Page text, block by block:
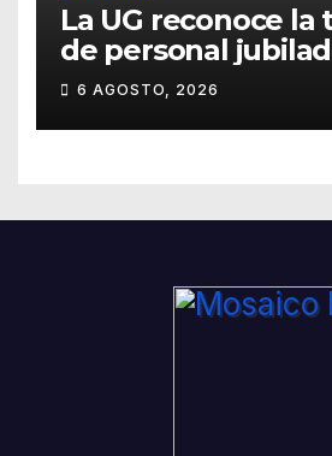
La UG reconoce la
de personal
agradece su legado
6 AGOSTO, 2026